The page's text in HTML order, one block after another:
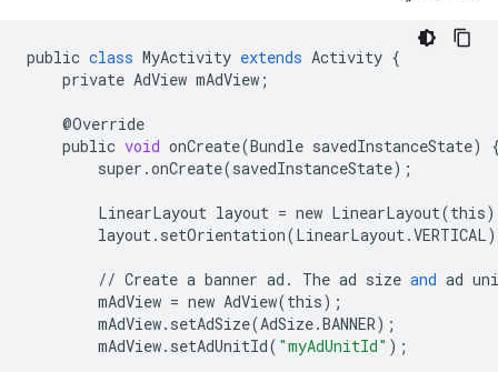
public class MyActivity extends Activity {
private AdView mAdView ;
@Override
public void onCreate(Bundle savedInstanceState)
super .onCreate(savedInstanceState);
LinearLayout layout = new LinearLayout(this
layout. setOrientation(LinearLayout.VERTICAL
// Create a banner ad . The ad size and ad
mAdView = new AdView(this);
mAdView. setAdSize(AdSize.BANNER);
mAdView. setAdUnitId( "myAdUnitId" );